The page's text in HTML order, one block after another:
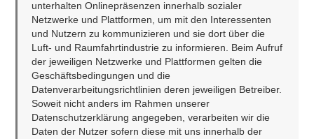
unterhalten Onlinepräsenzen innerhalb sozialer
Netzwerke und Plattformen, um mit den Interessenten
und Nutzern zu kommunizieren und sie dort über die
Luft- und Raumfahrtindustrie zu informieren. Beim Aufruf
der jeweiligen Netzwerke und Plattformen gelten die
Geschäftsbedingungen und die
Datenverarbeitungsrichtlinien deren jeweiligen Betreiber.
Soweit nicht anders im Rahmen unserer
Datenschutzerklärung angegeben, verarbeiten wir die
Daten der Nutzer sofern diese mit uns innerhalb der